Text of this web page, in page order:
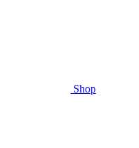
Shop